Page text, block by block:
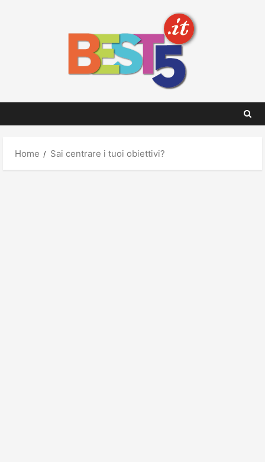
Home Sai centrare i tuoi obiettivi?